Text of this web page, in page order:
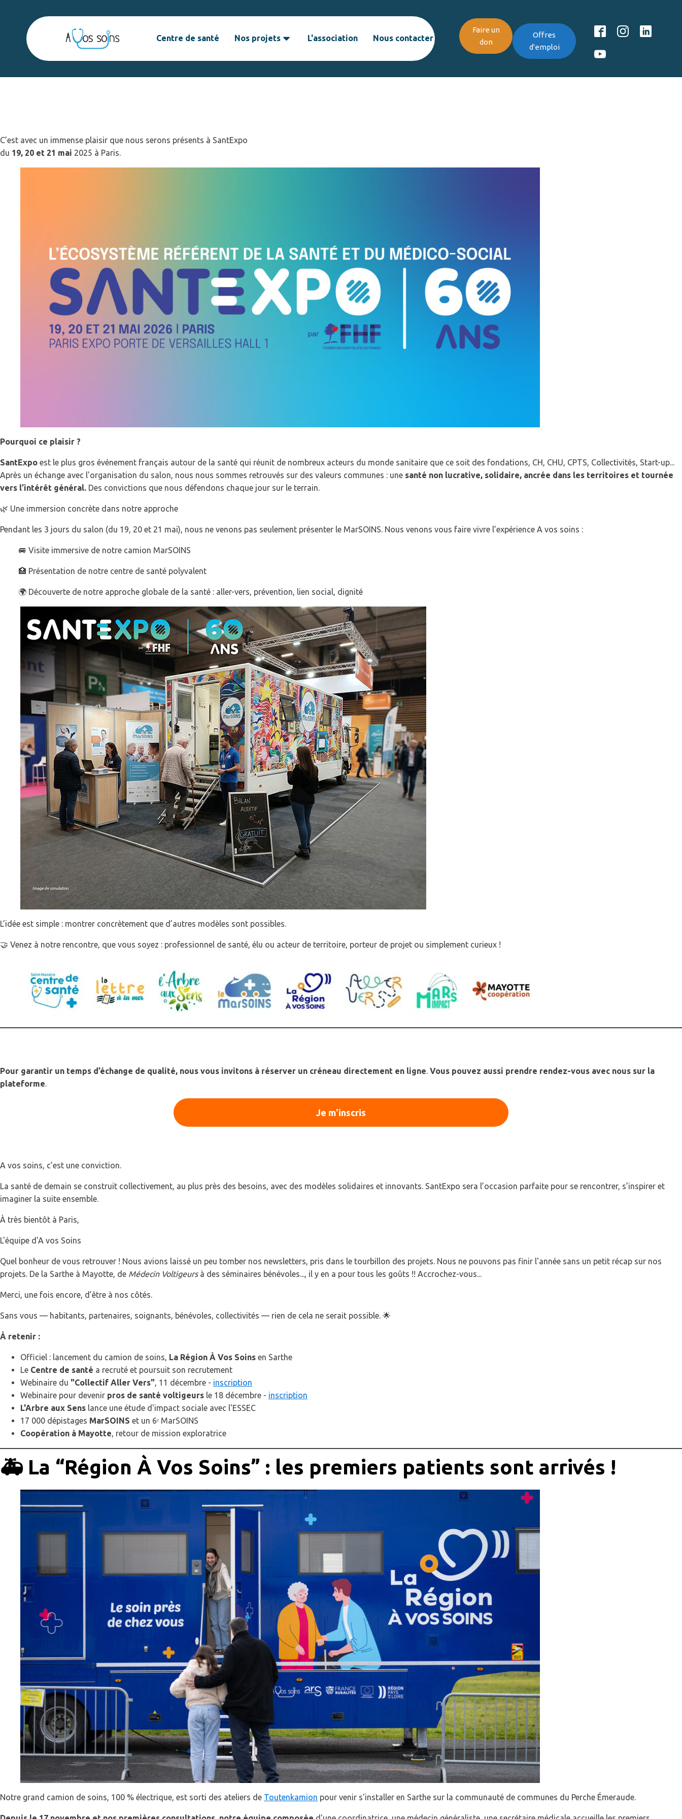
Centre de santé Nos projets L'association Nous contacter
Faire un
don
Offres
d'emploi
C’est avec un immense plaisir que nous serons présents à SantExpo
du 19, 20 et 21 mai 2025 à Paris.
Pourquoi ce plaisir ?
SantExpo est le plus gros événement français autour de la santé qui réunit de nombreux acteurs du monde sanitaire que ce soit des fondations, CH, CHU, CPTS, Collectivités, Start-up...
Après un échange avec l'organisation du salon, nous nous sommes retrouvés sur des valeurs communes : une santé non lucrative, solidaire, ancrée dans les territoires et tournée
vers l’intérêt général. Des convictions que nous défendons chaque jour sur le terrain.
🌿 Une immersion concrète dans notre approche
Pendant les 3 jours du salon (du 19, 20 et 21 mai), nous ne venons pas seulement présenter le MarSOINS. Nous venons vous faire vivre l’expérience A vos soins :
🚐 Visite immersive de notre camion MarSOINS
🏥 Présentation de notre centre de santé polyvalent
🌍 Découverte de notre approche globale de la santé : aller-vers, prévention, lien social, dignité
L’idée est simple : montrer concrètement que d’autres modèles sont possibles.
🤝 Venez à notre rencontre, que vous soyez : professionnel de santé, élu ou acteur de territoire, porteur de projet ou simplement curieux !
Pour garantir un temps d’échange de qualité, nous vous invitons à réserver un créneau directement en ligne. Vous pouvez aussi prendre rendez-vous avec nous sur la
plateforme.
Je m'inscris
A vos soins, c’est une conviction.
La santé de demain se construit collectivement, au plus près des besoins, avec des modèles solidaires et innovants. SantExpo sera l’occasion parfaite pour se rencontrer, s’inspirer et
imaginer la suite ensemble.
À très bientôt à Paris,
L'équipe d'A vos Soins
Quel bonheur de vous retrouver ! Nous avions laissé un peu tomber nos newsletters, pris dans le tourbillon des projets. Nous ne pouvons pas finir l'année sans un petit récap sur nos
projets. De la Sarthe à Mayotte, de Médecin Voltigeursà des séminaires bénévoles..., il y en a pour tous les goûts !! Accrochez-vous...
Merci, une fois encore, d’être à nos côtés.
Sans vous — habitants, partenaires, soignants, bénévoles, collectivités — rien de cela ne serait possible. 🌟
À retenir :
Officiel : lancement du camion de soins, La Région À Vos Soins en Sarthe
Le Centre de santé a recruté et poursuit son recrutement
Webinaire du "Collectif Aller Vers", 11 décembre - inscription
Webinaire pour devenir pros de santé voltigeurs le 18 décembre - inscription
L'Arbre aux Sens lance une étude d'impact sociale avec l'ESSEC
17 000 dépistages MarSOINS et un 6ᵉ MarSOINS
Coopération à Mayotte, retour de mission exploratrice
🚑 La “Région À Vos Soins” : les premiers patients sont arrivés !
Notre grand camion de soins, 100 % électrique, est sorti des ateliers de Toutenkamion pour venir s'installer en Sarthe sur la communauté de communes du Perche Émeraude.